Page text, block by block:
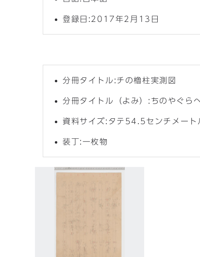
登録日:2017年2月13日
分冊タイトル:チの櫓柱実測図
分冊タイトル（よみ）:ちのやぐら
資料サイズ:タテ54.5センチメー
装丁:一枚物